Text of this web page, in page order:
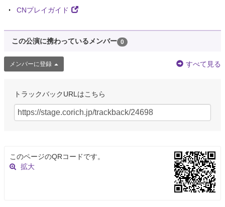
CNプレイガイド
この公演に携わっているメンバー 0
メンバーに登録 すべて見る
トラックバックURLはこちら
このページのQRコードです。
拡大